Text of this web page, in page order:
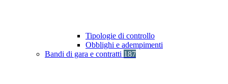
Tipologie di controllo
Obblighi e adempimenti
Bandi di gara e contratti 187